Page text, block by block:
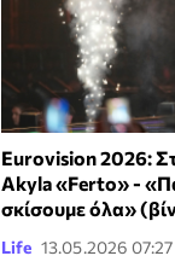
Eurovision 2026:
Akyla «Ferto» -
σκίσουμε όλα»
Life 13.05.2026 07:27